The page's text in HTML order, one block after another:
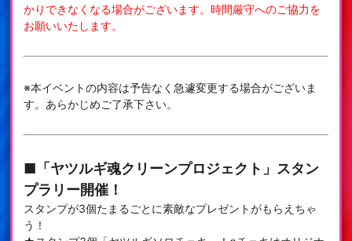
かりできなくなる場合がございます。時間厳守へのご協力を
お願いいたします。
※本イベントの内容は予告なく急遽変更する場合がございま
す。あらかじめご了承下さい。
■「ヤツルギ魂クリーンプロジェクト」スタン
プラリー開催！
スタンプが3個たまるごとに素敵なプレゼントがもらえちゃ
う！